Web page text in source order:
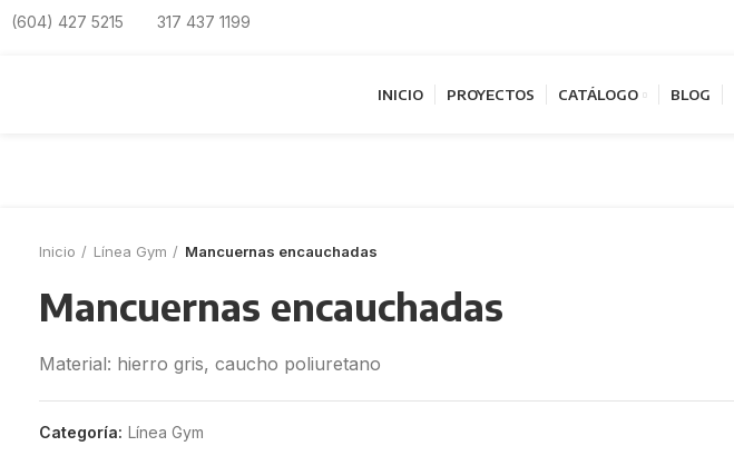
(604) 427 5215 317 437 1199
INICIO PROYECTOS CATÁLOGO BLOG
Inicio Línea Gym Mancuernas encauchadas
Mancuernas encauchadas
Material: hierro gris, caucho poliuretano
Categoría: Línea Gym
Close
Close
Close
Close
Close
Close
Close
Close